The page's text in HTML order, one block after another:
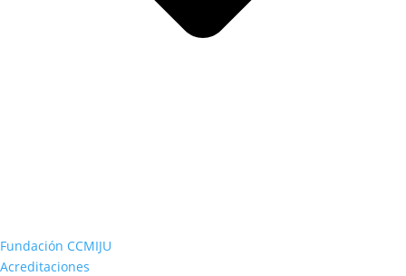
Fundación CCMIJU
Acreditaciones